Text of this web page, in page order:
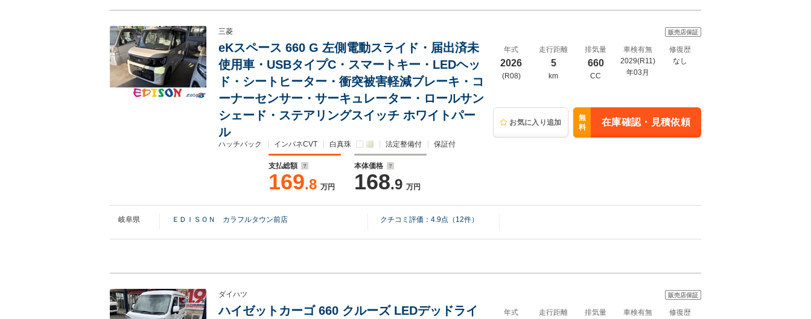
三菱
eKスペース 660 G 左側電動スライド・届出済未
使用車・USBタイプC・スマートキー・LEDヘッ
ド・シートヒーター・衝突被害軽減ブレーキ・コ
ーナーセンサー・サーキュレーター・ロールサン
シェード・ステアリングスイッチ ホワイトパー
ル
ハッチバック インパネCVT 白真珠 法定整備付 保証付
支払総額
169.8 万円
本体価格
168.9 万円
販売店保証
年式
2026
(R08)
走行距離
5
km
排気量
660
CC
車検有無
2029(R11)
年03月
修復歴
なし
お気に入り追加
無
料
在庫確認・見積依頼
岐阜県 ＥＤＩＳＯＮ カラフルタウン前店 クチコミ評価： 4.9点（ 12件）
ダイハツ
ハイゼットカーゴ 660 クルーズ LEDデッドライ
販売店保証
年式 走行距離 排気量
車検有無
修復歴